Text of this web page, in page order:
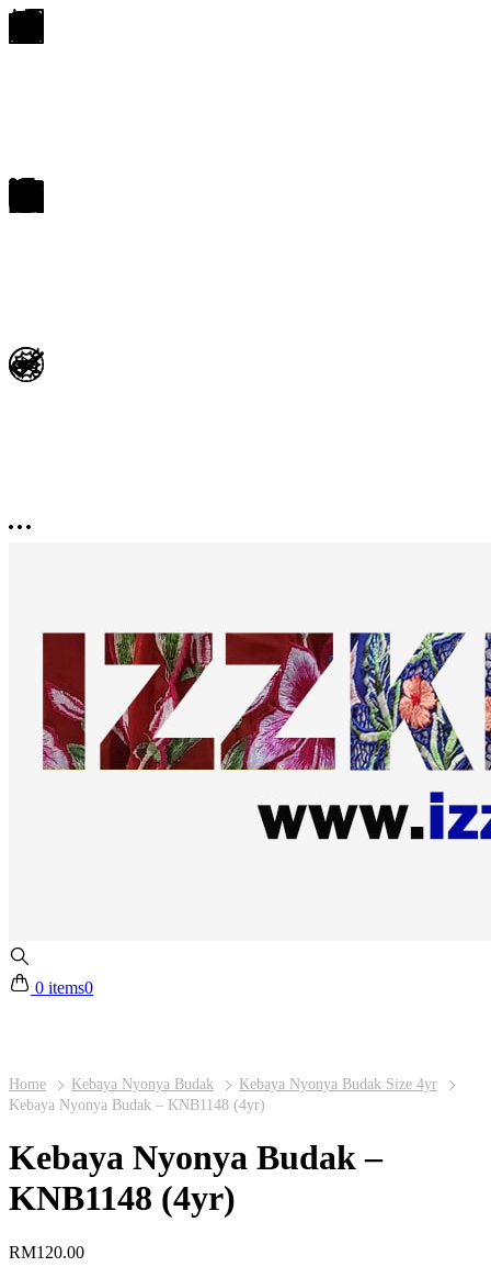
0 items0
Home Kebaya Nyonya Budak
Kebaya Nyonya Budak Size 4yr
Kebaya Nyonya Budak – KNB1148 (4yr)
Kebaya Nyonya Budak –
KNB1148 (4yr)
RM120.00